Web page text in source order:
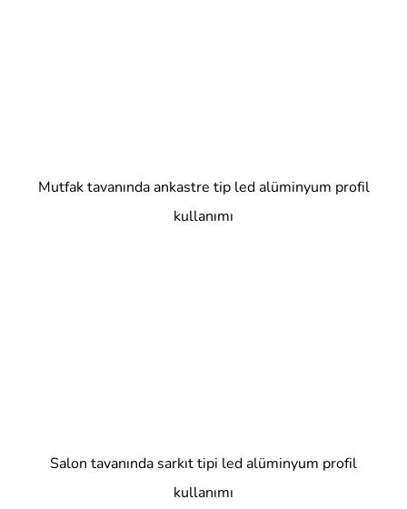
Mutfak tavanında ankastre tip led alüminyum profil
kullanımı
Salon tavanında sarkıt tipi led alüminyum profil
kullanımı